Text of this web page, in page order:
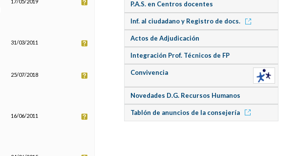
31/03/2011
25/07/2018
16/06/2011
P.A.S. en Centros docentes
Inf. al ciudadano y Registro de docs.
Actos de Adjudicación
Integración Prof. Técnicos de FP
Convivencia
Novedades D.G. Recursos Humanos
Tablón de anuncios de la consejería